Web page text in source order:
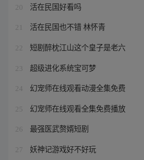
20 活在民国好看吗
21 活在民国也不错 林怀青
22 短剧醉枕江山这个皇子是老六
23 超级进化系统宝可梦
24 幻宠师在线观看动漫全集免费
25 幻宠师在线观看全集免费播放
26 最强医武赘婿短剧
27 妖神记游戏好不好玩